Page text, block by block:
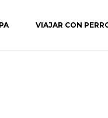
VIAJAR CON